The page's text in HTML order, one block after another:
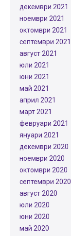
декември 2021
ноември 2021
октомври 2021
септември 2021
август 2021
юли 2021
юни 2021
май 2021
април 2021
март 2021
февруари 2021
януари 2021
декември 2020
ноември 2020
октомври 2020
септември 2020
август 2020
юли 2020
юни 2020
май 2020